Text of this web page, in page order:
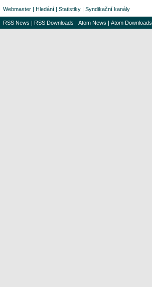
Webmaster | Hledání | Statistiky | Syndikační kanály
RSS News | RSS Downloads | Atom News | Atom Downloads